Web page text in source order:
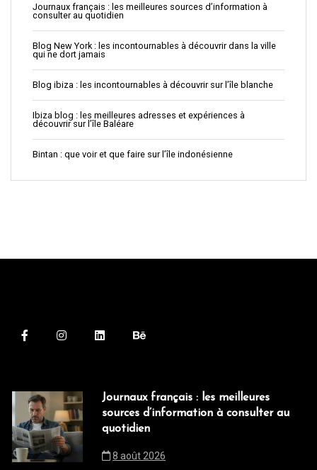
Journaux français : les meilleures sources d’information à
consulter au quotidien
Blog New York : les incontournables à découvrir dans la ville
qui ne dort jamais
Blog ibiza : les incontournables à découvrir sur l’île blanche
Ibiza blog : les meilleures adresses et expériences à
découvrir sur l’île Baléare
Bintan : que voir et que faire sur l’île indonésienne
Journaux français : les meilleures
sources d’information à consulter au
quotidien
8 août 2026